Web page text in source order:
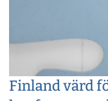
Finland värd